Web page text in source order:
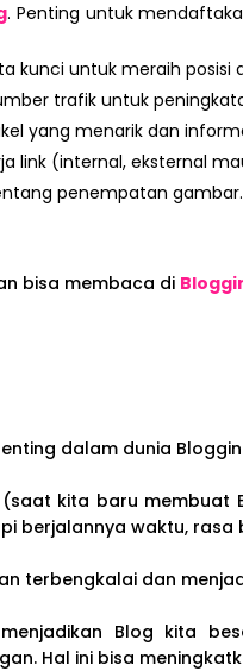
. Penting untuk
kunci untuk meraih posisi
trafik untuk
yang menarik dan
link (internal, eksternal
penempatan gambar.
bisa membaca di
dalam dunia
(saat kita baru
berjalannya waktu, rasa
terbengkalai dan
Blog kita
Hal ini bisa